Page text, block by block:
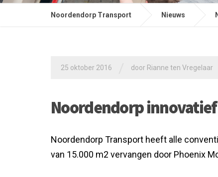
Noordendorp Transport Nieuws
25 oktober 2016 door Rianne ten Vregelaar
Noordendorp innovatief
Noordendorp Transport heeft alle
van 15.000 m2 vervangen door Phoenix